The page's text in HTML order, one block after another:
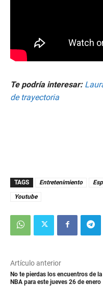
Te podría interesar:
de trayectoria
TAGS Entretenimiento
Youtube
Artículo anterior
No te pierdas los encuentros de la
NBA para este jueves 26 de enero